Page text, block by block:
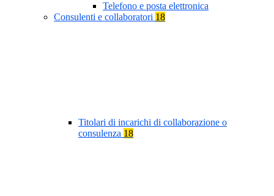
Telefono e posta elettronica
Consulenti e collaboratori 18
Titolari di incarichi di collaborazione o
consulenza 18